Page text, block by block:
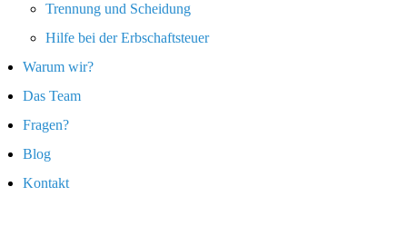
Trennung und Scheidung
Hilfe bei der Erbschaftsteuer
Warum wir?
Das Team
Fragen?
Blog
Kontakt